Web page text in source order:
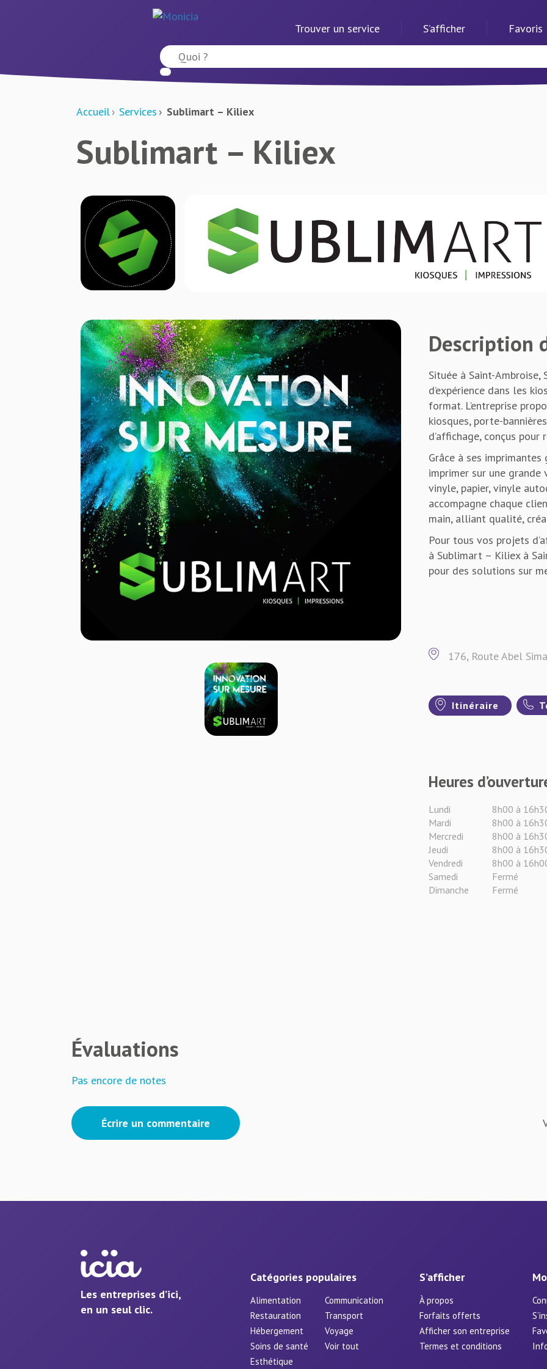
Trouver un service S’afficher Favoris
Accueil Services Sublimart – Kiliex
Sublimart – Kiliex
Description
Située à Saint-
d’expérience dans les
format. L’entreprise
kiosques, porte-
d’affichage, conçus
Grâce à ses
imprimer sur une
vinyle, papier, vinyle
accompagne chaque
main, alliant qualité,
Pour tous vos projets
à Sublimart – Kiliex à
pour des solutions sur
176, Route Abel
Itinéraire
Heures
Lundi
8h00 à
Mardi
8h00 à
Mercredi
8h00 à
Jeudi
8h00 à
Vendredi
8h00 à
Samedi
Fermé
Dimanche
Fermé
Évaluations
Pas encore de notes
Écrire un commentaire
Les entreprises d’ici,
en un seul clic.
Catégories populaires
Alimentation
Communication
Restauration
Transport
Hébergement
Voyage
Soins de santé
Voir tout
Esthétique
S’afficher
À propos
Forfaits offerts
Afficher son entreprise
Termes et conditions